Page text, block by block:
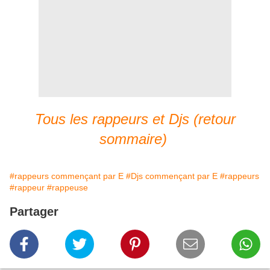
Tous les rappeurs et Djs (retour
sommaire)
#rappeurs commençant par E #Djs commençant par E #rappeurs
#rappeur #rappeuse
Partager